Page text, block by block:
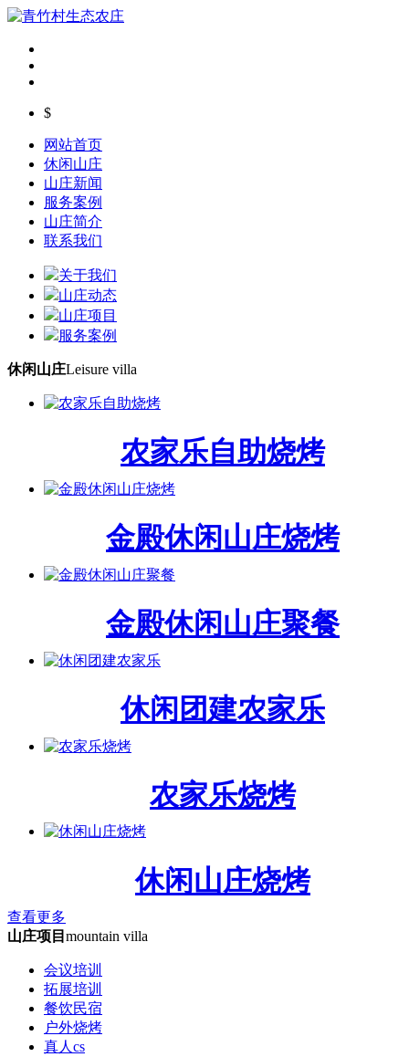
$
网站首页
休闲山庄
山庄新闻
服务案例
山庄简介
联系我们
关于我们
山庄动态
山庄项目
服务案例
休闲山庄Leisure villa
农家乐自助烧烤
金殿休闲山庄烧烤
金殿休闲山庄聚餐
休闲团建农家乐
农家乐烧烤
休闲山庄烧烤
查看更多
山庄项目 mountain villa
会议培训
拓展培训
餐饮民宿
户外烧烤
真人cs